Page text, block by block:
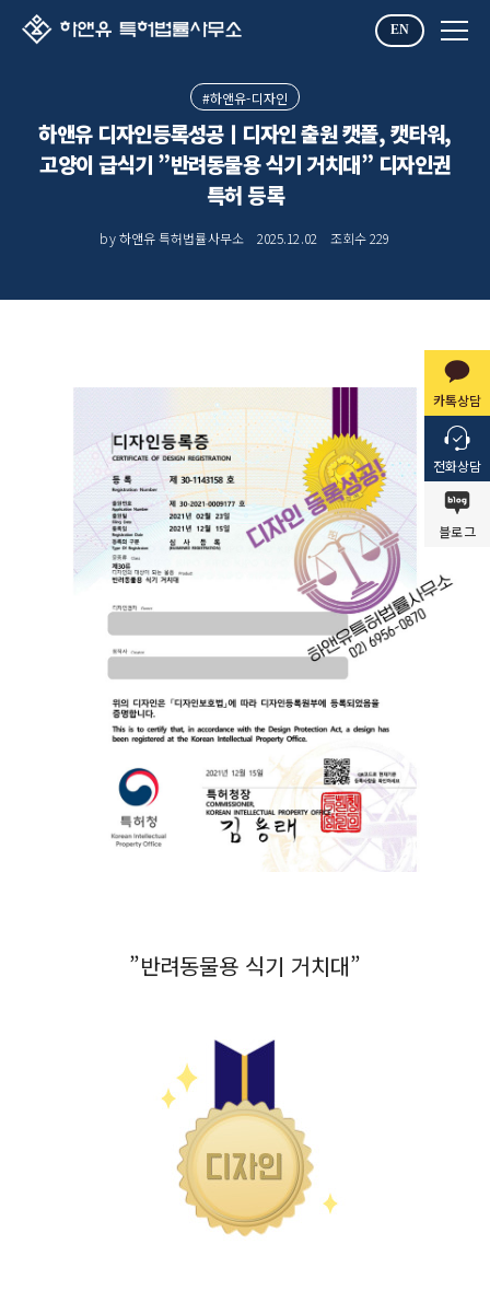
EN
카톡상담
전화상담
블로그
#하앤유-디자인
하앤유 디자인등록성공ㅣ디자인 출원 캣폴, 캣타워,
고양이 급식기 ”반려동물용 식기 거치대” 디자인권
특허 등록
by 하앤유 특허법률사무소 2025.12.02 조회수229
”반려동물용 식기 거치대”